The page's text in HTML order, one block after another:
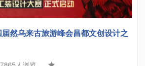
然乌来古旅游峰会昌都文创设计之